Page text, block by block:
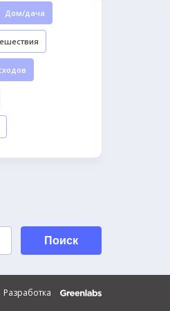
Дом/дача
Поиск
Разработка